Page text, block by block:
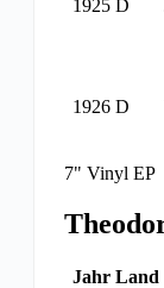
1925 D
1926 D
7" Vinyl EP
Jahr Land